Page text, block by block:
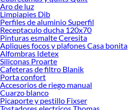
Aro de luz
Limpiapies Dib
Perfiles de aluminio Superfil
Receptaculo ducha 120x70
Pinturas esmalte Ceresita
Apliques focos y plafones Casa bonita
Alfombras Idetex
Siliconas Proarte
Cafeteras de filtro Blanik
Porta confort
Accesorios de riego manual
Cuarzo blanco
Picaporte y pestillo Fixser
Tostadores electricos Thomas